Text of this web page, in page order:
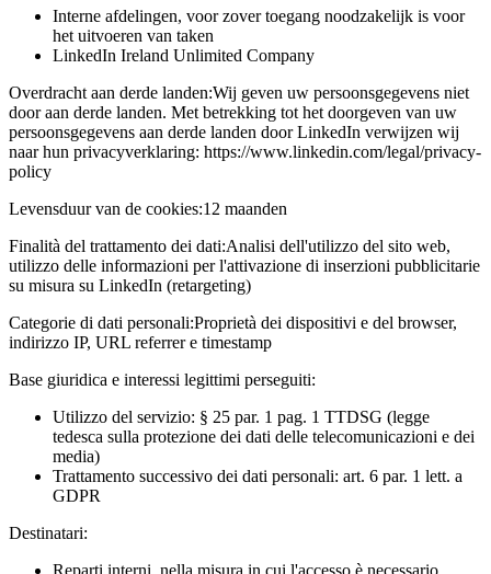
Interne afdelingen, voor zover toegang noodzakelijk is voor
het uitvoeren van taken
LinkedIn Ireland Unlimited Company
Overdracht aan derde landen:Wij geven uw persoonsgegevens niet
door aan derde landen. Met betrekking tot het doorgeven van uw
persoonsgegevens aan derde landen door LinkedIn verwijzen wij
naar hun privacyverklaring: https://www.linkedin.com/legal/privacy-
policy
Levensduur van de cookies:12 maanden
Finalità del trattamento dei dati:Analisi dell'utilizzo del sito web,
utilizzo delle informazioni per l'attivazione di inserzioni pubblicitarie
su misura su LinkedIn (retargeting)
Categorie di dati personali:Proprietà dei dispositivi e del browser,
indirizzo IP, URL referrer e timestamp
Base giuridica e interessi legittimi perseguiti:
Utilizzo del servizio: § 25 par. 1 pag. 1 TTDSG (legge
tedesca sulla protezione dei dati delle telecomunicazioni e dei
media)
Trattamento successivo dei dati personali: art. 6 par. 1 lett. a
GDPR
Destinatari: